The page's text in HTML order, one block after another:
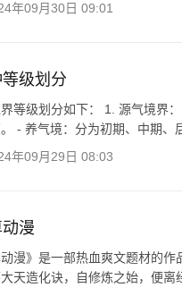
年09月30日 09:01
级划分
等级划分如下： 1. 源气境界
- 养气境：分为初期、中期、
年09月29日 08:03
漫
动漫》是一部热血爽文题材的
天造化诀，自修炼之始，便离